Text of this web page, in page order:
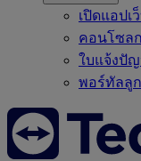
เปิดแอปเ
คอนโซล
ใบแจ้งปั
พอร์ทัลลู